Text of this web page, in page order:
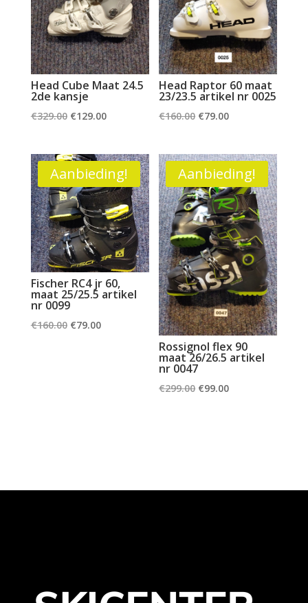
Head Cube Maat 24.5
2de kansje
€329.00 Oorspronkelijke
was:
€329.00.
€129.00Huidige
is:
€129.00.
Head Raptor 60 maat
23/23.5 artikel nr 0025
€160.00 Oorspronkelijke
was:
€160.00.
€79.00Huidige
is:
€79.00.
Aanbieding!
Fischer RC4 jr 60,
maat 25/25.5 artikel
nr 0099
€160.00 Oorspronkelijke
€79.00Huidige
Aanbieding!
Rossignol flex 90
maat 26/26.5 artikel
nr 0047
€299.00 Oorspronkelijke
€99.00Huidige